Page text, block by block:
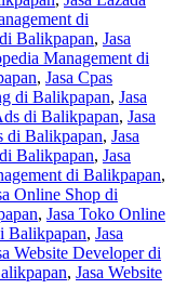
di
Balikpapan, Jasa
Management di
, Jasa Cpas
di Balikpapan, Jasa
di Balikpapan, Jasa
di Balikpapan, Jasa
Balikpapan, Jasa
di Balikpapan,
Online Shop di
, Jasa Toko Online
Balikpapan, Jasa
Website Developer di
, Jasa Website